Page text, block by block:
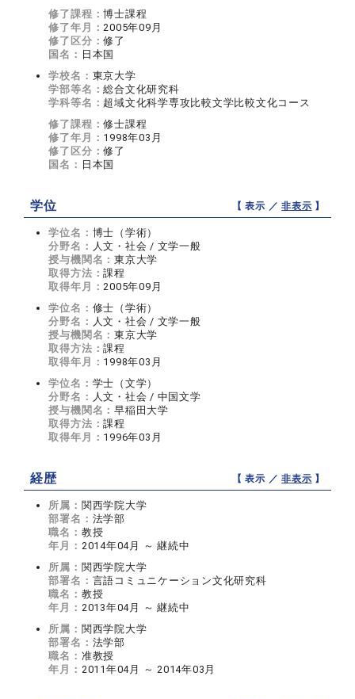
修了課程：博士課程
修了年月：2005年09月
修了区分：修了
国名： 日本国
学校名： 東京大学
学部等名：総合文化研究科
学科等名： 超域文化科学専攻比較文学比較文化コース
修了課程：修士課程
修了年月： 1998年03月
修了区分：修了
国名： 日本国
学位 【 表示 ／非表示 】
学位名： 博士（学術）
分野名： 人文・社会 / 文学一般
授与機関名：東京大学
取得方法：課程
取得年月：2005年09月
学位名： 修士（学術）
分野名： 人文・社会 / 文学一般
授与機関名：東京大学
取得方法：課程
取得年月： 1998年03月
学位名： 学士（文学）
分野名： 人文・社会 / 中国文学
授与機関名：早稲田大学
取得方法：課程
取得年月： 1996年03月
経歴 【 表示 ／非表示 】
所属： 関西学院大学
部署名： 法学部
職名： 教授
年月： 2014年04月 ～ 継続中
所属： 関西学院大学
部署名： 言語コミュニケーション文化研究科
職名： 教授
年月： 2013年04月 ～ 継続中
所属： 関西学院大学
部署名： 法学部
職名： 准教授
年月： 2011年04月 ～ 2014年03月